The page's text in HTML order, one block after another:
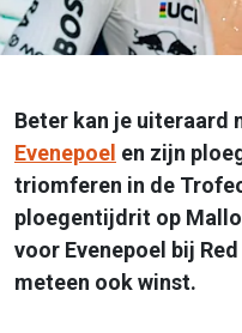
Beter kan je uiteraard
Evenepoel en zijn
triomferen in de
ploegentijdrit op
voor Evenepoel bij
meteen ook winst.